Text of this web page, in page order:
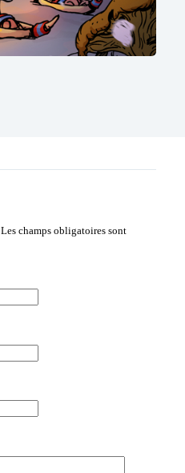
Les champs obligatoires sont